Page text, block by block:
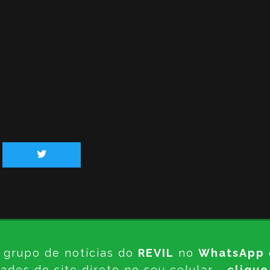
grupo de notícias do REVIL no WhatsApp